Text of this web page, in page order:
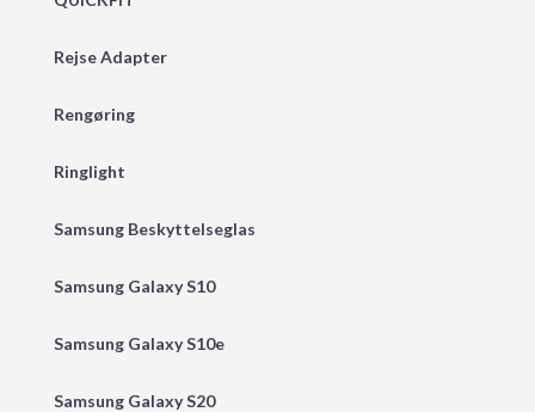
Rejse Adapter
Rengøring
Ringlight
Samsung Beskyttelseglas
Samsung Galaxy S10
Samsung Galaxy S10e
Samsung Galaxy S20